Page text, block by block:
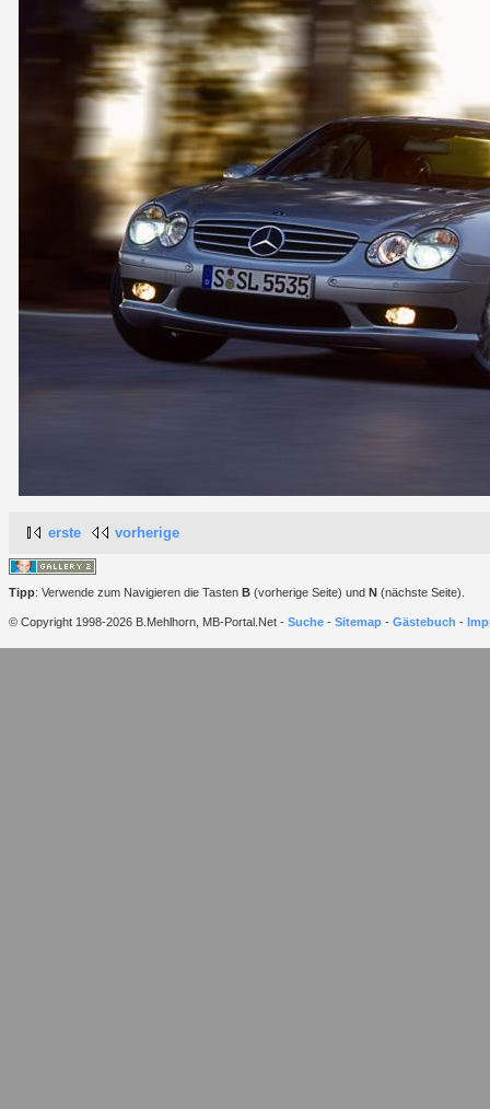
erste vorherige
Tipp: Verwende zum Navigieren die Tasten B (vorherige Seite) und N (nächste Seite).
© Copyright 1998-2026 B.Mehlhorn, MB-Portal.Net - Suche - Sitemap - Gästebuch -